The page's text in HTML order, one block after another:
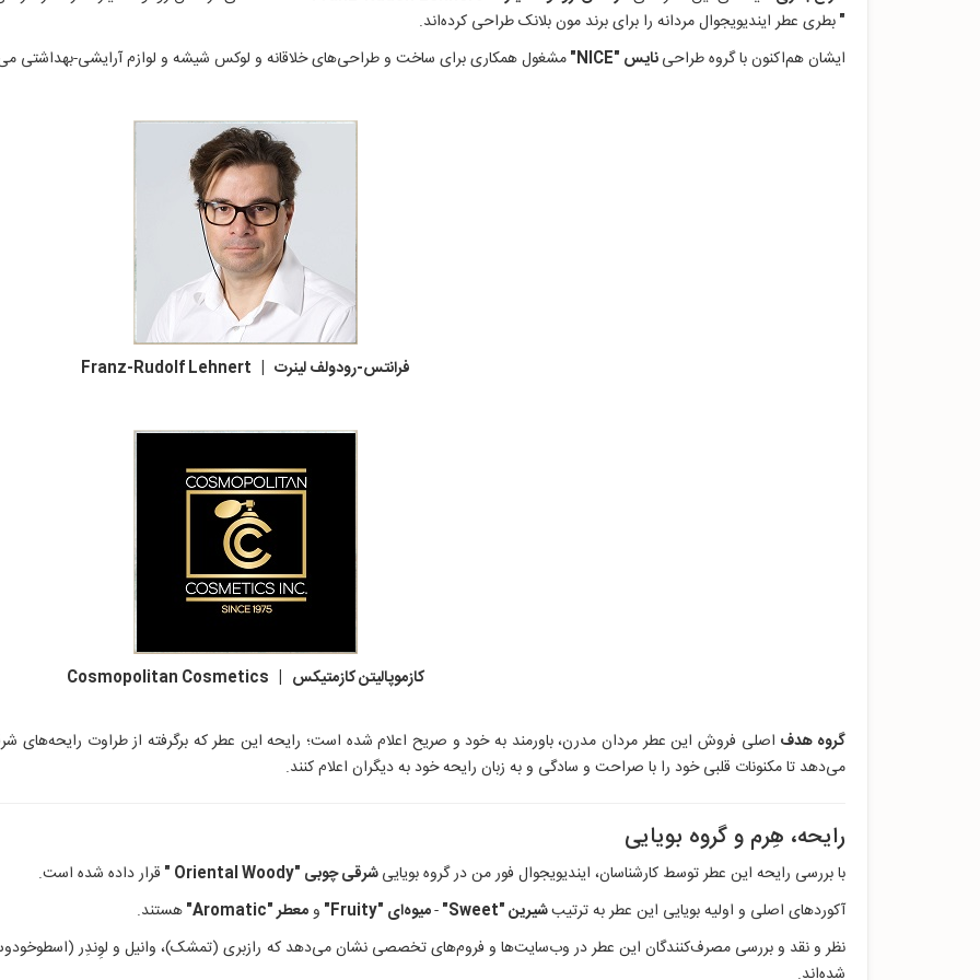
"بطری عطر ایندیویجوال مردانه را برای برند مون بلانک طراحی کرده‌اند.
ایشان هم‌اکنون با گروه طراحینایس "NICE" مشغول همکاری برای ساخت و طراحی‌های خلاقانه و لوکس شیشه و لوازم آرایشی-بهداشتی
فرانتس-رودولف لینرت | Franz-Rudolf Lehnert
کازموپالیتن کازمتیکس | Cosmopolitan Cosmetics
گروه هدف اصلی فروش این عطر مردان مدرن، باورمند به خود و صریح اعلام شده است؛ رایحه این عطر که برگرفته از طراوت رایحه‌های
می‌دهد تا مکنونات قلبی خود را با صراحت و سادگی و به زبان رایحه خود به دیگران اعلام کنند.
رایحه، هِرم و گروه بویایی
با بررسی رایحه این عطر توسط کارشناسان، ایندیویجوال فور من در گروه بویاییشرقی چوبی "Oriental Woody " قرار داده‌ شده است.
آکوردهای اصلی و اولیه بویایی این عطر به ترتیبشیرین "Sweet "
-میوه‌ای "Fruity " ومعطر "Aromatic "هستند.
نظر و نقد و بررسی مصرف‌کنندگان این عطر در وب‌سایت‌ها و فروم‌های تخصصی نشان می‌دهد که رازبری (تمشک)، وانیل و لوِندِر
شده‌اند.